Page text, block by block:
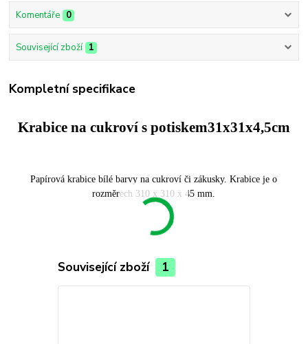
Komentáře 0
Související zboží 1
Kompletní specifikace
Krabice na cukroví s potiskem31x31x4,5cm
Papírová krabice bílé barvy na cukroví či zákusky. Krabice je o
rozměrech 310 x 310 x 45 mm.
Související zboží 1